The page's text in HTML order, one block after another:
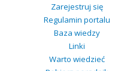
Zarejestruj się
Regulamin portalu
Baza wiedzy
Linki
Warto wiedzieć